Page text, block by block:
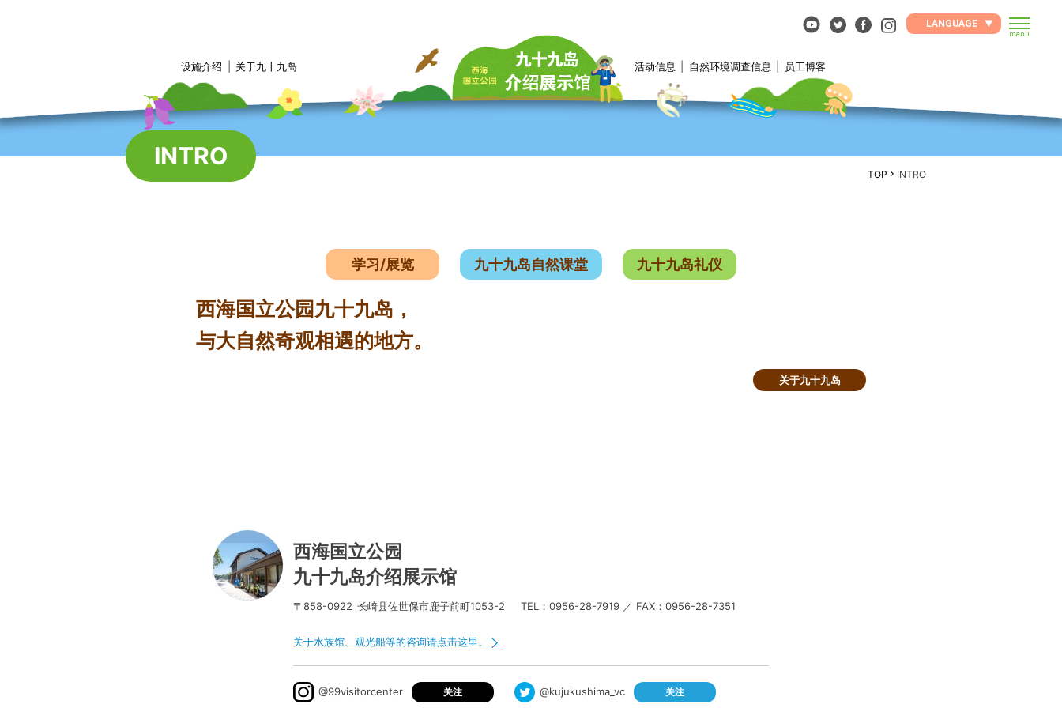
设施介绍 关于九十九岛 活动信息 自然环境调查信息 员工博客
LANGUAGE
menu
TOP INTRO
INTRO
学习/展览 九十九岛自然课堂 九十九岛礼仪
西海国立公园九十九岛，
与大自然奇观相遇的地方。
关于九十九岛
西海国立公园
九十九岛介绍展示馆
〒858-0922 长崎县佐世保市鹿子前町1053-2 TEL：0956-28-7919 ／ FAX：0956-28-7351
关于水族馆、观光船等的咨询请点击这里。
@99visitorcenter 关注 @kujukushima_vc 关注